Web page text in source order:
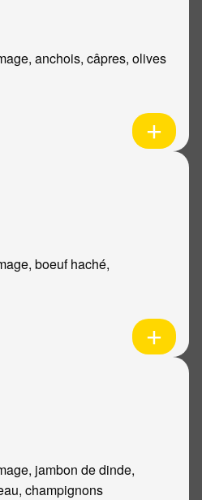
anchois, câpres, olives
boeuf haché,
jambon de dinde,
champignons